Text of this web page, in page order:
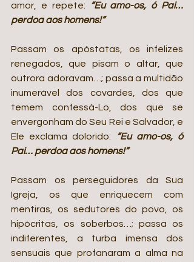
amor, e repete:
“Eu amo-os, ó Pai…
perdoa aos homens!”
Passam os apóstatas, os infelizes
renegados, que pisam o altar, que
outrora adoravam…; passa a multidão
inumerável dos covardes, dos que
temem confessá-Lo, dos que se
envergonham do Seu Rei e Salvador, e
Ele exclama dolorido:
“Eu amo-os, ó
Pai… perdoa aos homens!”
Passam os perseguidores da Sua
Igreja, os que enriquecem com
mentiras, os sedutores do povo, os
hipócritas, os soberbos…; passa os
indiferentes, a turba imensa dos
sensuais que profanaram a alma na